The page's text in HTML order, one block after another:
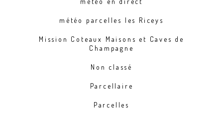
météo parcelles les Riceys
Mission Coteaux Maisons et Caves de
Champagne
Non classé
Parcellaire
Parcelles